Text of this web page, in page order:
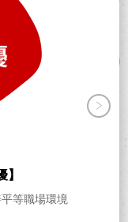
】
等職場環境